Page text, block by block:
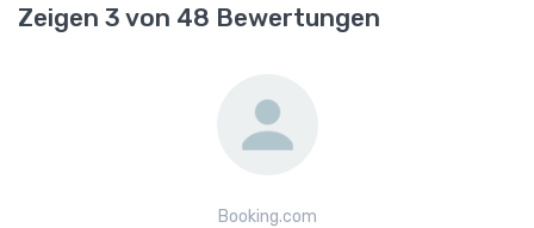
Zeigen 3 von 48 Bewertungen
Booking.com